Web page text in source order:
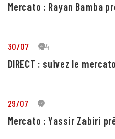
Mercato : Rayan Bamba
30/07 24
DIRECT : suivez le
29/07 5
Mercato : Yassir Zabiri